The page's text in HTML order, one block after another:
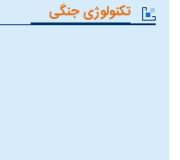
تکنولوژی جنگی